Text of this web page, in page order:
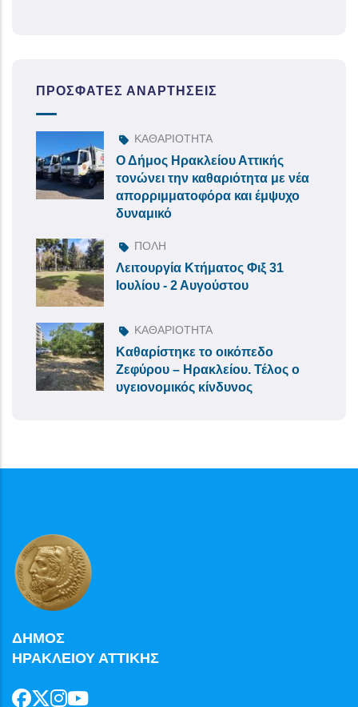
ΠΡΌΣΦΑΤΕΣ ΑΝΑΡΤΉΣΕΙΣ
ΚΑΘΑΡΙΟΤΗΤΑ
Ο Δήμος Ηρακλείου Αττικής
τονώνει την καθαριότητα με νέα
απορριμματοφόρα και έμψυχο
δυναμικό
ΠΟΛΗ
Λειτουργία Κτήματος Φιξ 31
Ιουλίου - 2 Αυγούστου
ΚΑΘΑΡΙΟΤΗΤΑ
Καθαρίστηκε το οικόπεδο
Ζεφύρου – Ηρακλείου. Τέλος ο
υγειονομικός κίνδυνος
ΔΗΜΟΣ
ΗΡΑΚΛΕΙΟΥ ΑΤΤΙΚΗΣ